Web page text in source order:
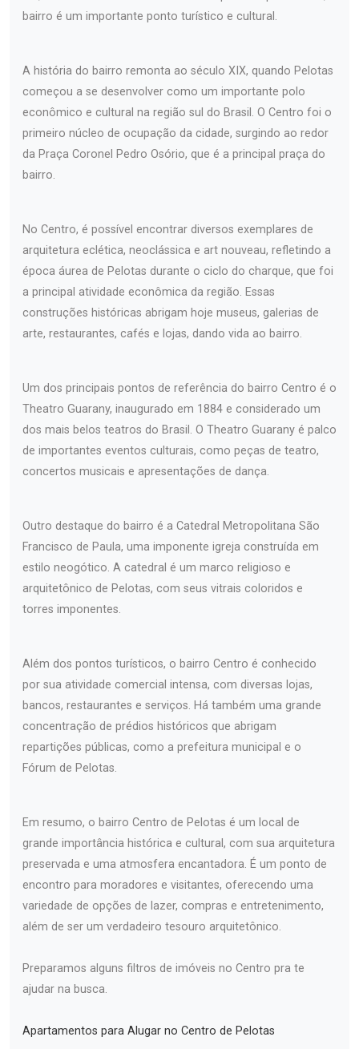
bairro é um importante ponto turístico e cultural.
A história do bairro remonta ao século XIX, quando Pelotas
começou a se desenvolver como um importante polo
econômico e cultural na região sul do Brasil. O Centro foi o
primeiro núcleo de ocupação da cidade, surgindo ao redor
da Praça Coronel Pedro Osório, que é a principal praça do
bairro.
No Centro, é possível encontrar diversos exemplares de
arquitetura eclética, neoclássica e art nouveau, refletindo a
época áurea de Pelotas durante o ciclo do charque, que foi
a principal atividade econômica da região. Essas
construções históricas abrigam hoje museus, galerias de
arte, restaurantes, cafés e lojas, dando vida ao bairro.
Um dos principais pontos de referência do bairro Centro é o
Theatro Guarany, inaugurado em 1884 e considerado um
dos mais belos teatros do Brasil. O Theatro Guarany é palco
de importantes eventos culturais, como peças de teatro,
concertos musicais e apresentações de dança.
Outro destaque do bairro é a Catedral Metropolitana São
Francisco de Paula, uma imponente igreja construída em
estilo neogótico. A catedral é um marco religioso e
arquitetônico de Pelotas, com seus vitrais coloridos e
torres imponentes.
Além dos pontos turísticos, o bairro Centro é conhecido
por sua atividade comercial intensa, com diversas lojas,
bancos, restaurantes e serviços. Há também uma grande
concentração de prédios históricos que abrigam
repartições públicas, como a prefeitura municipal e o
Fórum de Pelotas.
Em resumo, o bairro Centro de Pelotas é um local de
grande importância histórica e cultural, com sua arquitetura
preservada e uma atmosfera encantadora. É um ponto de
encontro para moradores e visitantes, oferecendo uma
variedade de opções de lazer, compras e entretenimento,
além de ser um verdadeiro tesouro arquitetônico.
Preparamos alguns filtros de imóveis no Centro pra te
ajudar na busca.
Apartamentos para Alugar no Centro de Pelotas